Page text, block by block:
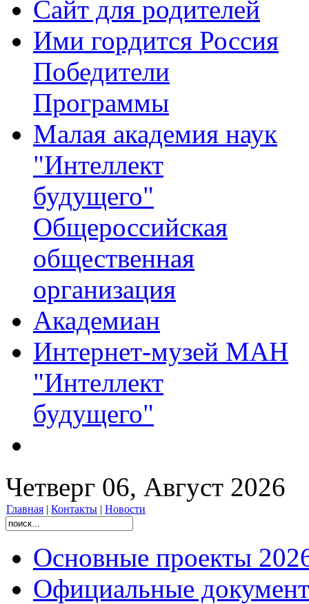
Сайт для родителей
Ими гордится Россия
Победители
Программы
Малая академия наук
"Интеллект
будущего"
Общероссийская
общественная
организация
Академиан
Интернет-музей МАН
"Интеллект
будущего"
Четверг 06, Август 2026
Главная | Контакты | Новости
Основные проекты
Официальные